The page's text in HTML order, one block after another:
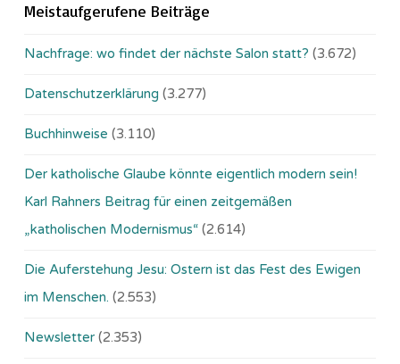
Meistaufgerufene Beiträge
Nachfrage: wo findet der nächste Salon statt? (3.672)
Datenschutzerklärung (3.277)
Buchhinweise (3.110)
Der katholische Glaube könnte eigentlich modern sein!
Karl Rahners Beitrag für einen zeitgemäßen
„katholischen Modernismus“ (2.614)
Die Auferstehung Jesu: Ostern ist das Fest des Ewigen
im Menschen. (2.553)
Newsletter (2.353)